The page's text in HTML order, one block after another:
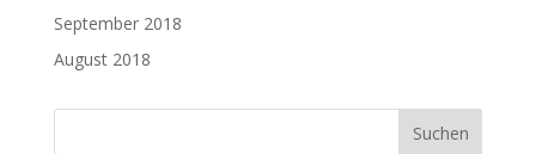
September 2018
August 2018